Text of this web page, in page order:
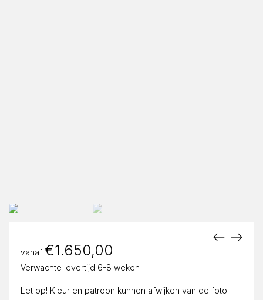
vanaf €1.650,00
Verwachte levertijd 6-8 weken
Let op! Kleur en patroon kunnen afwijken van de foto.